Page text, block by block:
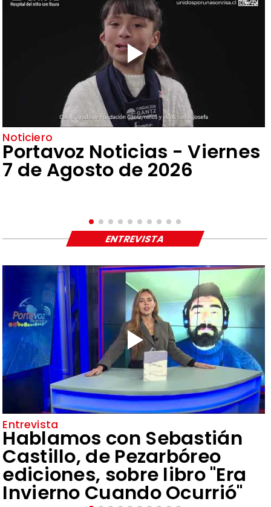
Noticiero
Portavoz Noticias - Viernes
7 de Agosto de 2026
Entrevista
Hablamos con Sebastián
Castillo, de Pezarbóreo
ediciones, sobre libro "Era
Invierno Cuando Ocurrió"
ENTREVISTA